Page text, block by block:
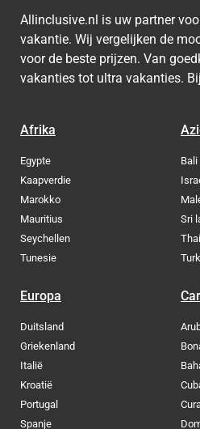
Allinclusive.nl is uw partner
vakantie. Wij vergelijken de
voor de beste prijzen. Van
vakanties tot ultra vakanties.
Afrika
Egypte
Kaapverdie
Marokko
Mauritius
Seychellen
Tunesie
Bali
Sri
Europa
Duitsland
Griekenland
Italië
Kroatië
Portugal
Spanje